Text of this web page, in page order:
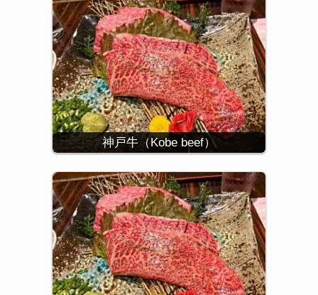
神戸牛（Kobe beef）